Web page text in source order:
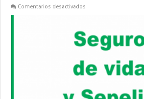
Comentarios desactivados
Vida
y
Sepelio
Enero
2024
–
2024